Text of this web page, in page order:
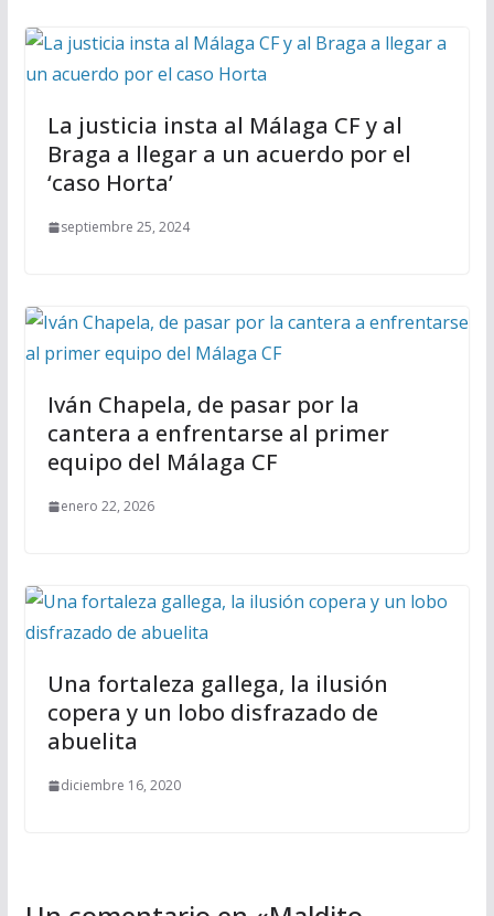
La justicia insta al Málaga CF y al
Braga a llegar a un acuerdo por el
‘caso Horta’
septiembre 25, 2024
Iván Chapela, de pasar por la
cantera a enfrentarse al primer
equipo del Málaga CF
enero 22, 2026
Una fortaleza gallega, la ilusión
copera y un lobo disfrazado de
abuelita
diciembre 16, 2020